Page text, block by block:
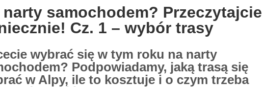
narty samochodem? Przeczytajcie
Cz. 1 – wybór trasy
wybrać się w tym roku na narty
Podpowiadamy, jaką trasą się
w Alpy, ile to kosztuje i o czym trzeba